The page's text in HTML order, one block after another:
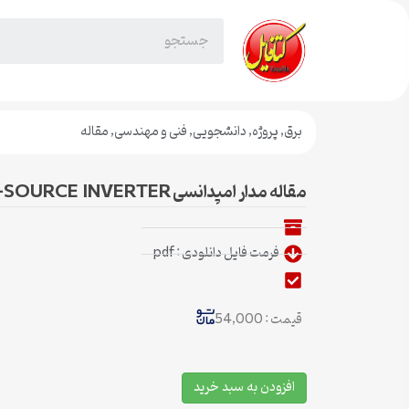
برق,پروژه,دانشجویی,فنی و مهندسی,مقاله
مقاله مدار امپدانسی Z-SOURCE INVERTER :
فرمت فایل دانلودی : pdf
قیمت : 54,000
افزودن به سبد خرید